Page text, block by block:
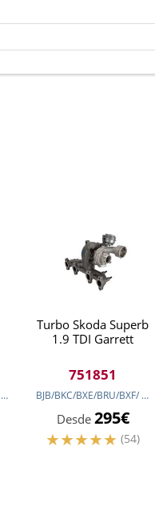
105 (77kw)
Turbo Skoda Superb
1.9 TDI Garrett
751851
BJB/BKC/BXE/BRU/BXF/ 105
Desde 295€
(54)